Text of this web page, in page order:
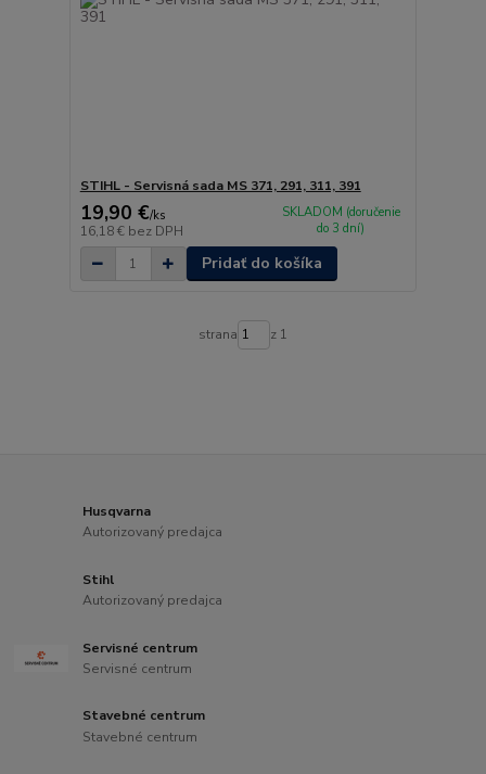
STIHL - Servisná sada MS 371, 291, 311, 391
19,90 €/ks
16,18 € bez DPH
SKLADOM (doručenie
do 3 dní)
Pridať do košíka
strana z 1
Husqvarna
Autorizovaný predajca
Stihl
Autorizovaný predajca
Servisné centrum
Servisné centrum
Stavebné centrum
Stavebné centrum